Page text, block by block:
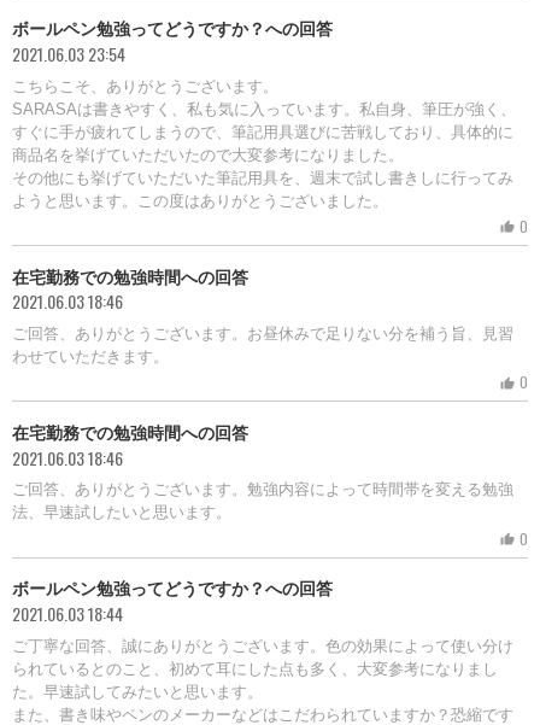
ボールペン勉強ってどうですか？への回答
2021.06.03 23:54
こちらこそ、ありがとうございます。
SARASAは書きやすく、私も気に入っています。私自身、筆圧が強く、
すぐに手が疲れてしまうので、筆記用具選びに苦戦しており、具体的に
商品名を挙げていただいたので大変参考になりました。
その他にも挙げていただいた筆記用具を、週末で試し書きしに行ってみ
ようと思います。この度はありがとうございました。
thumb_up 0
在宅勤務での勉強時間への回答
2021.06.03 18:46
ご回答、ありがとうございます。お昼休みで足りない分を補う旨、見習
わせていただきます。
thumb_up 0
在宅勤務での勉強時間への回答
2021.06.03 18:46
ご回答、ありがとうございます。勉強内容によって時間帯を変える勉強
法、早速試したいと思います。
thumb_up 0
ボールペン勉強ってどうですか？への回答
2021.06.03 18:44
ご丁寧な回答、誠にありがとうございます。色の効果によって使い分け
られているとのこと、初めて耳にした点も多く、大変参考になりまし
た。早速試してみたいと思います。
また、書き味やペンのメーカーなどはこだわられていますか？恐縮です